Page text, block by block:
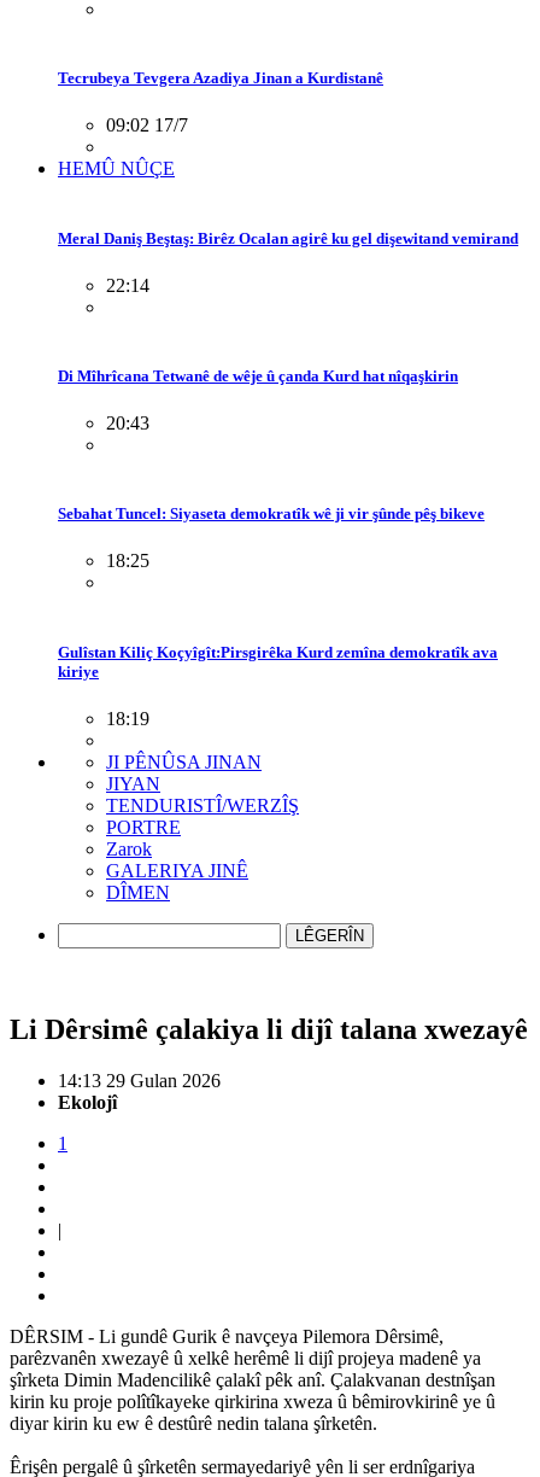
Tecrubeya Tevgera Azadiya Jinan a Kurdistanê
09:02 17/7
HEMÛ NÛÇE
Meral Daniş Beştaş: Birêz Ocalan agirê ku gel dişewitand vemirand
22:14
Di Mîhrîcana Tetwanê de wêje û çanda Kurd hat nîqaşkirin
20:43
Sebahat Tuncel: Siyaseta demokratîk wê ji vir şûnde pêş bikeve
18:25
Gulîstan Kiliç Koçyîgît:Pirsgirêka Kurd zemîna demokratîk ava
kiriye
18:19
JI PÊNÛSA JINAN
JIYAN
TENDURISTÎ/WERZÎŞ
PORTRE
Zarok
GALERIYA JINÊ
DÎMEN
LÊGERÎN
Li Dêrsimê çalakiya li dijî talana xwezayê
14:13 29 Gulan 2026
Ekolojî
1
|
DÊRSIM - Li gundê Gurik ê navçeya Pilemora Dêrsimê,
parêzvanên xwezayê û xelkê herêmê li dijî projeya madenê ya
şîrketa Dimin Madencilikê çalakî pêk anî. Çalakvanan destnîşan
kirin ku proje polîtîkayeke qirkirina xweza û bêmirovkirinê ye û
diyar kirin ku ew ê destûrê nedin talana şîrketên.
Êrişên pergalê û şîrketên sermayedariyê yên li ser erdnîgariya